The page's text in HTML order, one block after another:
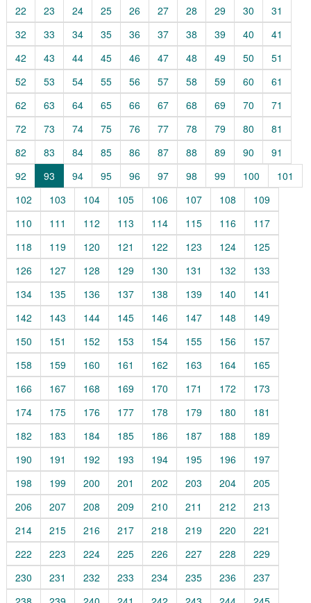
22
23 24 25 26 27 28 29 30
31
32
33 34 35 36 37 38 39 40
41
42
43 44 45 46 47 48 49 50
51
52
53 54 55 56 57 58 59 60
61
62
63 64 65 66 67 68 69 70
71
72
73 74 75 76 77 78 79 80
81
82
83 84 85 86 87 88 89 90
91
92
93 94 95 96 97 98 99 100
101
102
103 104 105 106 107 108
109
110
111 112 113 114 115 116
117
118
119 120 121 122 123 124
125
126
127 128 129 130 131 132
133
134
135 136 137 138 139 140
141
142
143 144 145 146 147 148
149
150
151 152 153 154 155 156
157
158
159 160 161 162 163 164
165
166
167 168 169 170 171 172
173
174
175 176 177 178 179 180
181
182
183 184 185 186 187 188
189
190
191 192 193 194 195 196
197
198
199 200 201 202 203 204
205
206
207 208 209 210 211 212
213
214
215 216 217 218 219 220
221
222
223 224 225 226 227 228
229
230
231 232 233 234 235 236
237